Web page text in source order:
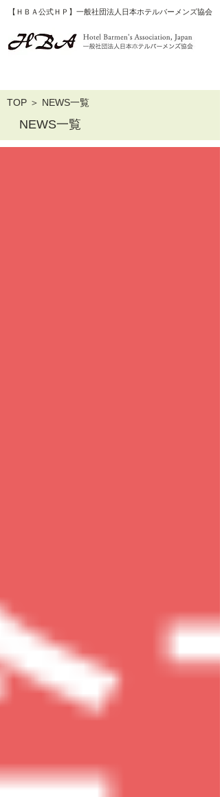
【ＨＢＡ公式ＨＰ】一般社団法人日本ホテルバーメンズ協会
​TOP ＞ NEWS一覧
NEWS一覧